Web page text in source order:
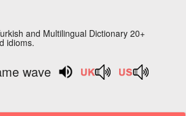
and Multilingual Dictionary 20+
idioms.
wave